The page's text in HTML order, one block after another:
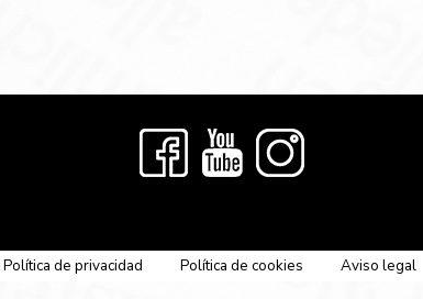
Política de privacidad Política de cookies Aviso legal